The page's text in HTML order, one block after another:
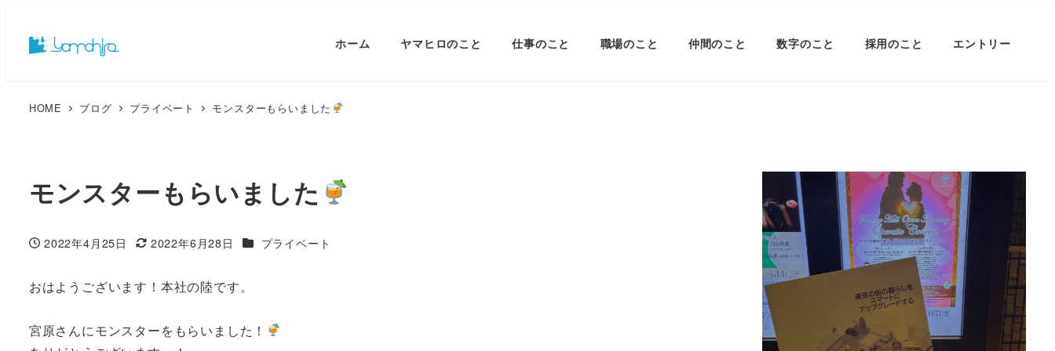
ホーム ヤマヒロのこと 仕事のこと 職場のこと 仲間のこと 数字のこと 採用のこと エントリー
HOME ブログ プライベート モンスターもらいました
モンスターもらいました
投稿日
2022年4月25日
更新日
2022年6月28日 カテゴリー
プライベート
おはようございます！本社の陸です。
宮原さんにモンスターをもらいました！
サントリーオペラコンサ
ート
2026年3月16日
READ MORE